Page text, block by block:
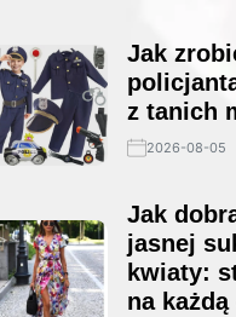
Jak
z tanich
2026-08-05
Jak
jasnej
kwiaty:
na